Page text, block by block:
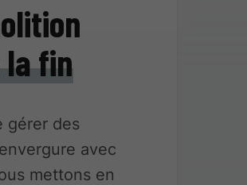
la fin
gérer des
avec
mettons en